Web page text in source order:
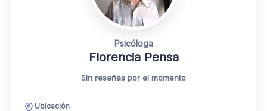
Psicóloga
Florencia Pensa
Sin reseñas por el momento
Ubicación